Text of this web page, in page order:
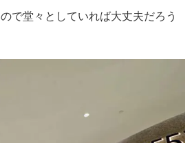
で堂々としていれば大丈夫だろう